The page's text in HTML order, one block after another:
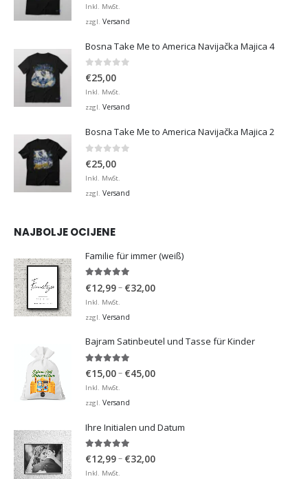
Inkl. MwSt.
zzgl. Versand
Bosna Take Me to America Navijačka Majica 4
0 von 5
€25,00
Inkl. MwSt.
zzgl. Versand
Bosna Take Me to America Navijačka Majica 2
0 von 5
€25,00
Inkl. MwSt.
zzgl. Versand
NAJBOLJE OCIJENE
Familie für immer (weiß)
€12,99– €32,00Preisspanne:
Inkl. MwSt.
zzgl. Versand
Bajram Satinbeutel und Tasse für Kinder
5.00von 5
€15,00– €45,00Preisspanne:
Inkl. MwSt.
zzgl. Versand
Ihre Initialen und Datum
5.00von 5
€12,99– €32,00Preisspanne:
Inkl. MwSt.